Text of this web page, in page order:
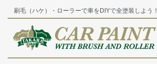
刷毛（ハケ）・ローラーで車をDIYで全塗装しよう！